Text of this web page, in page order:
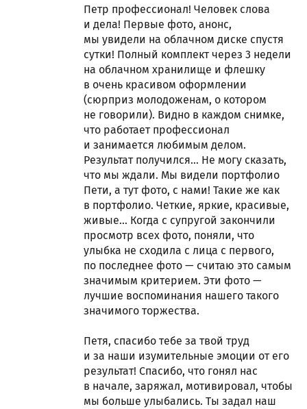
Петр профессионал! Человек слова
и дела! Первые фото, анонс,
мы увидели на облачном диске спустя
сутки! Полный комплект через 3 недели
на облачном хранилище и флешку
в очень красивом оформлении
(сюрприз молодоженам, о котором
не говорили). Видно в каждом снимке,
что работает профессионал
и занимается любимым делом.
Результат получился… Не могу сказать,
что мы ждали. Мы видели портфолио
Пети, а тут фото, с нами! Такие же как
в портфолио. Четкие, яркие, красивые,
живые… Когда с супругой закончили
просмотр всех фото, поняли, что
улыбка не сходила с лица с первого,
по последнее фото — считаю это самым
значимым критерием. Эти фото —
лучшие воспоминания нашего такого
значимого торжества.
Петя, спасибо тебе за твой труд
и за наши изумительные эмоции от его
результат! Спасибо, что гонял нас
в начале, заряжал, мотивировал, чтобы
мы больше улыбались. Ты задал наш